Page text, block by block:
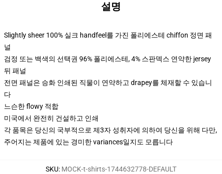
설명
Slightly sheer 100% 실크 handfeel를 가진 폴리에스테 chiffon 정면 패
널
검정 또는 백색의 선택권 96% 폴리에스테, 4% 스판덱스 연약한 jersey
뒤 패널
전면 패널은 승화 인쇄된 직물이 연약하고 drapey를 체재할 수 있습니
다
느슨한 flowy 적합
미국에서 완전히 건설하고 인쇄
각 품목은 당신의 국부적으로 제3자 성취자에 의하여 당신을 위해 다만,
주어지는 제품에 있는 경미한 variances일지도 모릅니다
SKU: MOCK-t-shirts-1744632778-DEFAULT